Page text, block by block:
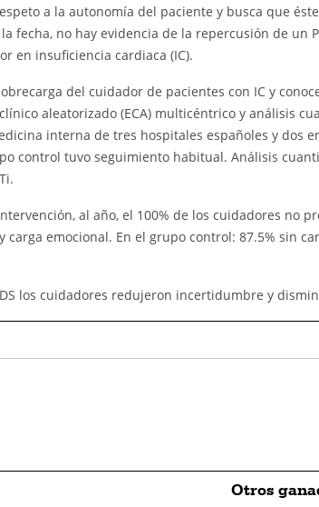
a la autonomía del paciente y busca que
fecha, no hay evidencia de la repercusión de un
en insuficiencia cardiaca (IC).
del cuidador de pacientes con IC y
aleatorizado (ECA) multicéntrico y análisis
interna de tres hospitales españoles y dos
control tuvo seguimiento habitual. Análisis
al año, el 100% de los cuidadores no
emocional. En el grupo control: 87.5% sin
los cuidadores redujeron incertidumbre y
Otros